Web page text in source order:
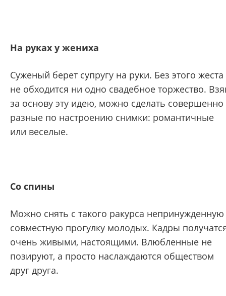
На руках у жениха
Суженый берет супругу на руки. Без этого жеста
не обходится ни одно свадебное торжество.
за основу эту идею, можно сделать совершенно
разные по настроению снимки: романтичные
или веселые.
Со спины
Можно снять с такого ракурса непринужденную
совместную прогулку молодых. Кадры
очень живыми, настоящими. Влюбленные не
позируют, а просто наслаждаются обществом
друг друга.